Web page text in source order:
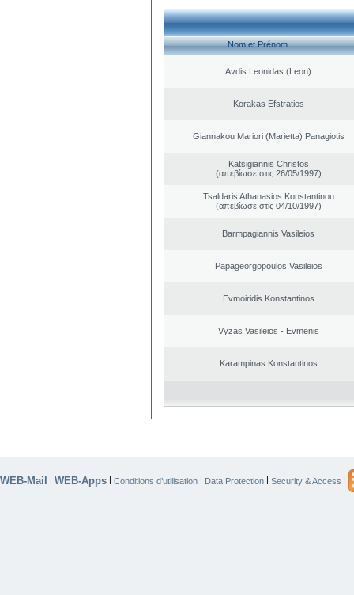
Nom et Prénom
Avdis Leonidas (Leon)
Korakas Efstratios
Giannakou Mariori (Marietta) Panagiotis
Katsigiannis Christos
(απεβίωσε στις 26/05/1997)
Tsaldaris Athanasios Konstantinou
(απεβίωσε στις 04/10/1997)
Barmpagiannis Vasileios
Papageorgopoulos Vasileios
Evmoiridis Konstantinos
Vyzas Vasileios - Evmenis
Karampinas Konstantinos
WEB-Mail | WEB-Apps | Conditions d’utilisation | Data Protection | Security & Access |